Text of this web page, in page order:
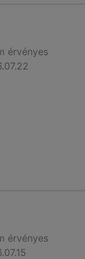
érvényes
érvényes